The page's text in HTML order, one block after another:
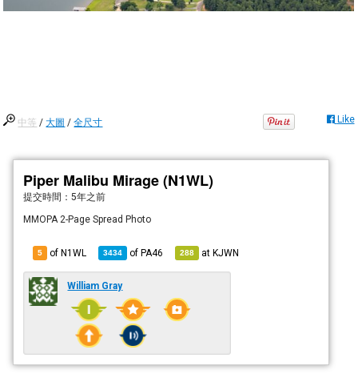
中等 /大圖 /全尺寸 Like
Piper Malibu Mirage (N1WL)
提交時間：5年之前
MMOPA 2-Page Spread Photo
5 of N1WL 3434 ofPA46 288 atKJWN
William Gray